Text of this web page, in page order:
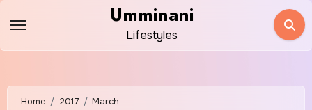
content
Umminani
Lifestyles
Home 2017
March